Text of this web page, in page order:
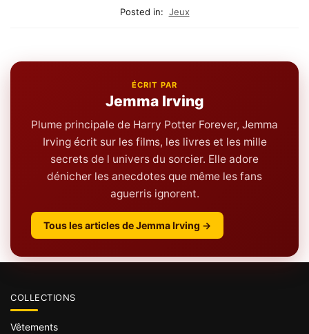
Posted in: Jeux
ÉCRIT PAR
Jemma Irving
Plume principale de Harry Potter Forever, Jemma
Irving écrit sur les films, les livres et les mille
secrets de l univers du sorcier. Elle adore
dénicher les anecdotes que même les fans
aguerris ignorent.
Tous les articles de Jemma Irving →
COLLECTIONS
Vêtements